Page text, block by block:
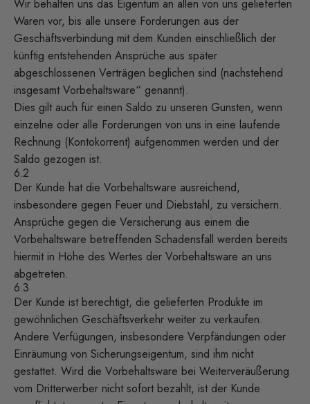
Wir behalten uns das Eigentum an allen von uns gelieferten
Waren vor, bis alle unsere Forderungen aus der
Geschäftsverbindung mit dem Kunden einschließlich der
künftig entstehenden Ansprüche aus später
abgeschlossenen Verträgen beglichen sind (nachstehend
insgesamt Vorbehaltsware“ genannt).
Dies gilt auch für einen Saldo zu unseren Gunsten, wenn
einzelne oder alle Forderungen von uns in eine laufende
Rechnung (Kontokorrent) aufgenommen werden und der
Saldo gezogen ist.
6.2
Der Kunde hat die Vorbehaltsware ausreichend,
insbesondere gegen Feuer und Diebstahl, zu versichern.
Ansprüche gegen die Versicherung aus einem die
Vorbehaltsware betreffenden Schadensfall werden bereits
hiermit in Höhe des Wertes der Vorbehaltsware an uns
abgetreten.
6.3
Der Kunde ist berechtigt, die gelieferten Produkte im
gewöhnlichen Geschäftsverkehr weiter zu verkaufen.
Andere Verfügungen, insbesondere Verpfändungen oder
Einräumung von Sicherungseigentum, sind ihm nicht
gestattet. Wird die Vorbehaltsware bei Weiterveräußerung
vom Dritterwerber nicht sofort bezahlt, ist der Kunde